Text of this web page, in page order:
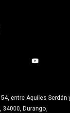
entre Aquiles Serdán
Durango,